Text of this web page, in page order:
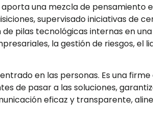
una mezcla de
supervisado iniciativas de
pilas tecnológicas internas en
la gestión de riesgos, el
en las personas. Es una
de pasar a las soluciones,
eficaz y transparente,